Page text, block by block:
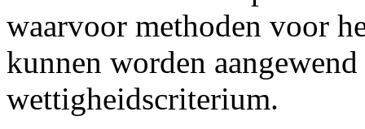
waarvoor methoden voor
kunnen worden
wettigheidscriterium.